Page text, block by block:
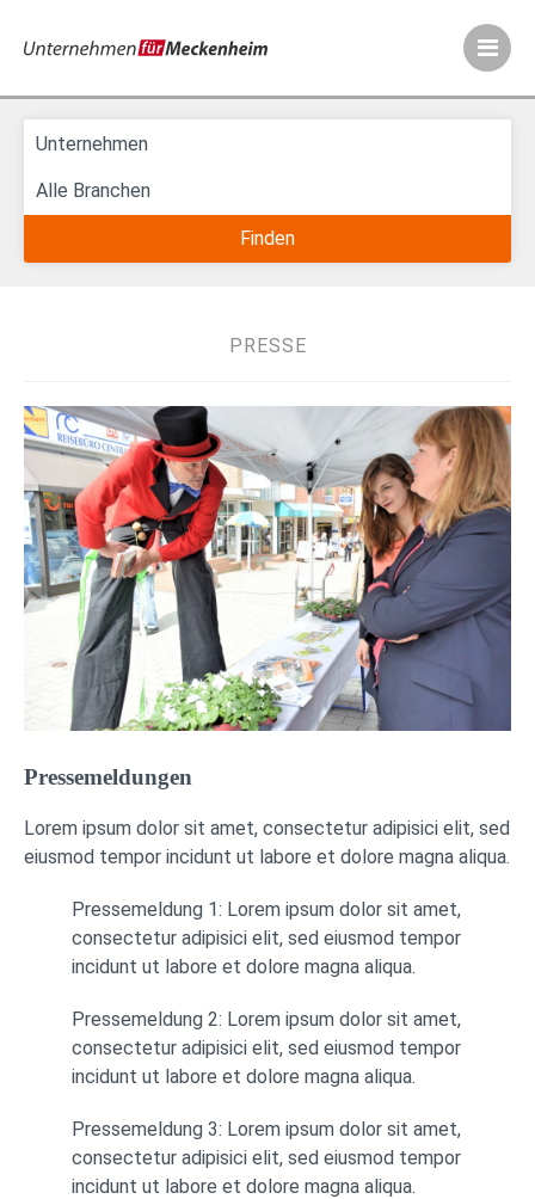
Meckenheimer
PRESSE
Pressemeldungen
Lorem ipsum dolor sit amet, consectetur adipisici elit, sed
eiusmod tempor incidunt ut labore et dolore magna aliqua.
Pressemeldung 1: Lorem ipsum dolor sit amet,
consectetur adipisici elit, sed eiusmod tempor
incidunt ut labore et dolore magna aliqua.
Pressemeldung 2: Lorem ipsum dolor sit amet,
consectetur adipisici elit, sed eiusmod tempor
incidunt ut labore et dolore magna aliqua.
Pressemeldung 3: Lorem ipsum dolor sit amet,
consectetur adipisici elit, sed eiusmod tempor
incidunt ut labore et dolore magna aliqua.